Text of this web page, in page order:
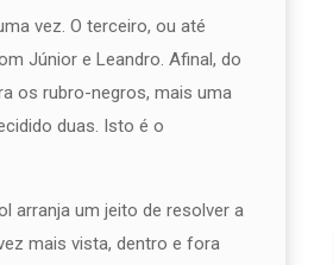
vez. O terceiro, ou até
Júnior e Leandro. Afinal, do
os rubro-negros, mais uma
duas. Isto é o
arranja um jeito de resolver a
mais vista, dentro e fora